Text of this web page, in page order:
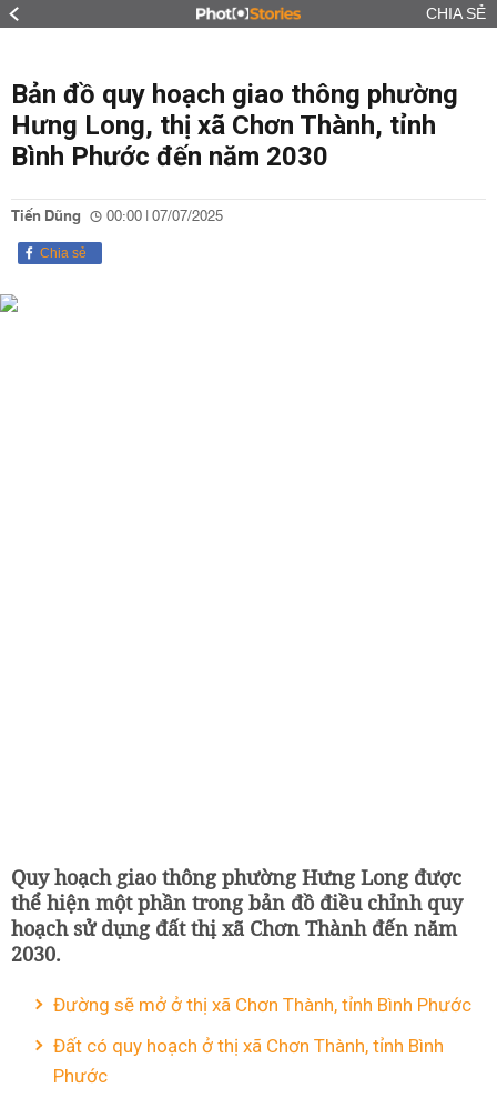
CHIA SẺ
Bản đồ quy hoạch giao thông phường
Hưng Long, thị xã Chơn Thành, tỉnh
Bình Phước đến năm 2030
Tiến Dũng 00:00 | 07/07/2025
Chia sẻ
Quy hoạch giao thông phường Hưng Long được
thể hiện một phần trong bản đồ điều chỉnh quy
hoạch sử dụng đất thị xã Chơn Thành đến năm
2030.
Đường sẽ mở ở thị xã Chơn Thành, tỉnh Bình Phước
Đất có quy hoạch ở thị xã Chơn Thành, tỉnh Bình
Phước